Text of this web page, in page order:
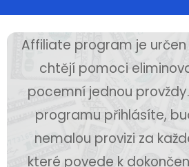
Affiliate program je
chtějí pomoci
pocemní jednou
programu přihlásíte,
nemalou provizi za
které povede k